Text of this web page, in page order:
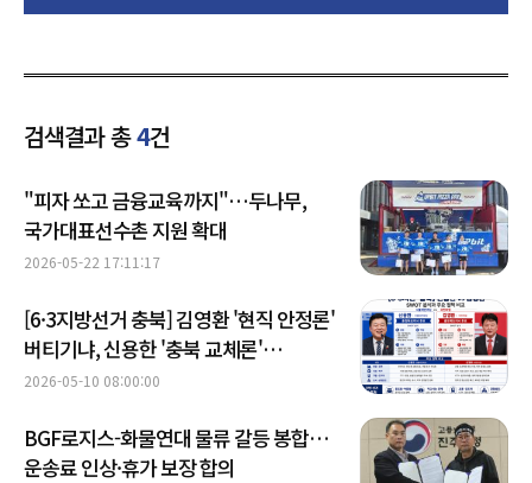
검색결과 총4건
"피자 쏘고 금융교육까지"…두나무,
국가대표선수촌 지원 확대
2026-05-22 17:11:17
[6·3지방선거 충북] 김영환 '현직 안정론'
버티기냐, 신용한 '충북 교체론'
확산이냐
2026-05-10 08:00:00
BGF로지스-화물연대 물류 갈등 봉합…
운송료 인상·휴가 보장 합의